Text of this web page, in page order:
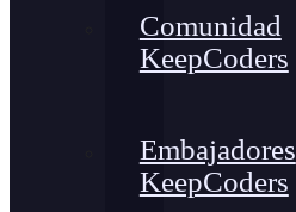
Comunidad
KeepCoders
Embajadores
KeepCoders